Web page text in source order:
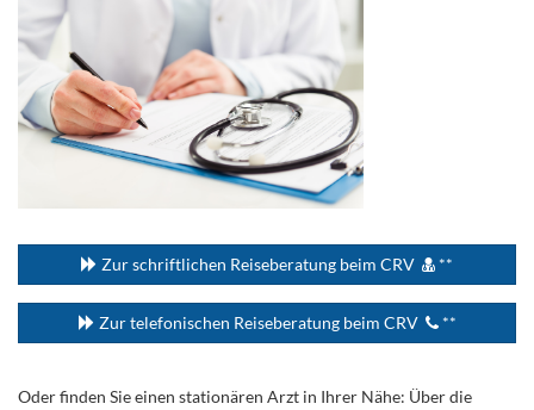
Zur schriftlichen Reiseberatung beim CRV **
Zur telefonischen Reiseberatung beim CRV **
Oder finden Sie einen stationären Arzt in Ihrer Nähe: Über die